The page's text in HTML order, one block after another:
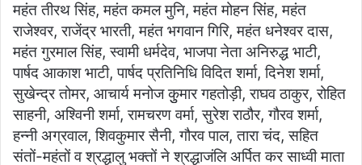
महंत तीरथ सिंह, महंत कमल मुनि, महंत मोहन सिंह, महंत
राजेश्वर, राजेंद्र भारती, महंत भगवान गिरि, महंत धनेश्वर दास,
महंत गुरमाल सिंह, स्वामी धर्मदेव, भाजपा नेता अनिरुद्ध भाटी,
पार्षद आकाश भाटी, पार्षद प्रतिनिधि विदित शर्मा, दिनेश शर्मा,
सुखेन्द्र तोमर, आचार्य मनोज कुुमार गहतोड़ी, राघव ठाकुर, रोहित
साहनी, अश्विनी शर्मा, रामचरण वर्मा, सुरेश राठौर, गौरव शर्मा,
हन्नी अग्रवाल, शिवकुमार सैनी, गौरव पाल, तारा चंद, सहित
संतों-महंतों व श्रद्धालु भक्तों ने श्रद्धाजंलि अर्पित कर साध्वी माता